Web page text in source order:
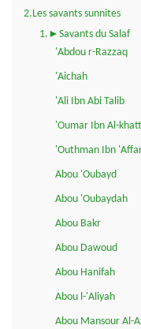
2.Les savants sunnites
1.►Savants du Salaf
'Abdou r-Razzaq
'Aichah
'Ali Ibn Abi Talib
'Oumar Ibn Al-
'Outhman Ibn
Abou 'Oubayd
Abou 'Oubaydah
Abou Bakr
Abou Dawoud
Abou Hanifah
Abou l-'Aliyah
Abou Mansour Al-